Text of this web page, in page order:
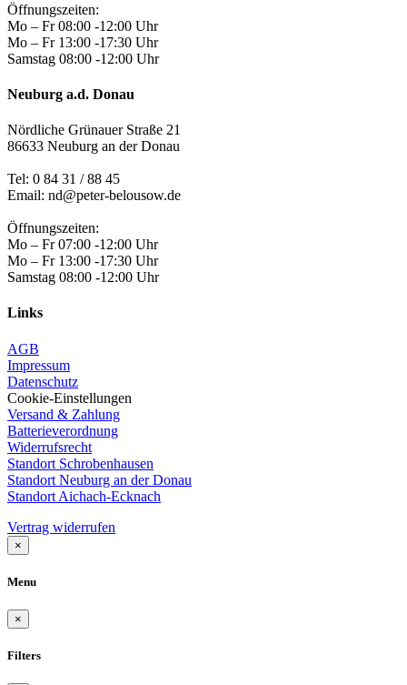
Öffnungszeiten:
Mo – Fr 08:00 -12:00 Uhr
Mo – Fr 13:00 -17:30 Uhr
Samstag 08:00 -12:00 Uhr
Neuburg a.d. Donau
Nördliche Grünauer Straße 21
86633 Neuburg an der Donau
Tel: 0 84 31 / 88 45
Email: nd@peter-belousow.de
Öffnungszeiten:
Mo – Fr 07:00 -12:00 Uhr
Mo – Fr 13:00 -17:30 Uhr
Samstag 08:00 -12:00 Uhr
Links
AGB
Impressum
Datenschutz
Cookie-Einstellungen
Versand & Zahlung
Batterieverordnung
Widerrufsrecht
Standort Schrobenhausen
Standort Neuburg an der Donau
Standort Aichach-Ecknach
Vertrag widerrufen
×
Menu
×
Filters